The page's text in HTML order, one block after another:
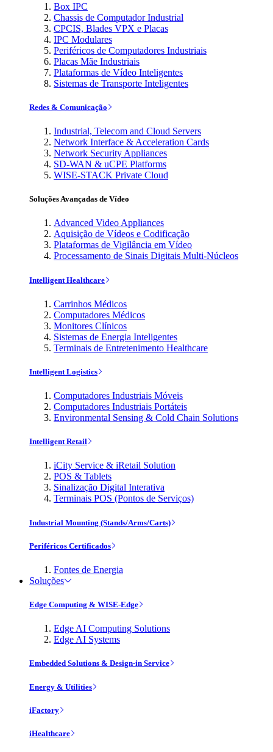
Box IPC
Chassis de Computador Industrial
CPCIS, Blades VPX e Placas
IPC Modulares
Periféricos de Computadores Industriais
Placas Mãe Industriais
Plataformas de Vídeo Inteligentes
Sistemas de Transporte Inteligentes
Redes & Comunicação
Industrial, Telecom and Cloud Servers
Network Interface & Acceleration Cards
Network Security Appliances
SD-WAN & uCPE Platforms
WISE-STACK Private Cloud
Soluções Avançadas de Vídeo
Advanced Video Appliances
Aquisição de Vídeos e Codificação
Plataformas de Vigilância em Vídeo
Processamento de Sinais Digitais Multi-Núcleos
Intelligent Healthcare
Carrinhos Médicos
Computadores Médicos
Monitores Clínicos
Sistemas de Energia Inteligentes
Terminais de Entretenimento Healthcare
Intelligent Logistics
Computadores Industriais Móveis
Computadores Industriais Portáteis
Environmental Sensing & Cold Chain Solutions
Intelligent Retail
iCity Service & iRetail Solution
POS & Tablets
Sinalização Digital Interativa
Terminais POS (Pontos de Serviços)
Industrial Mounting (Stands/Arms/Carts)
Periféricos Certificados
Fontes de Energia
Soluções
Edge Computing & WISE-Edge
Edge AI Computing Solutions
Edge AI Systems
Embedded Solutions & Design-in Service
Energy & Utilities
iFactory
iHealthcare